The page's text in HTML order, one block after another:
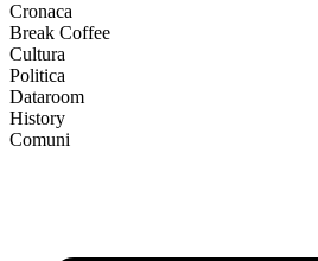
Cronaca
Break Coffee
Cultura
Politica
Dataroom
History
Comuni